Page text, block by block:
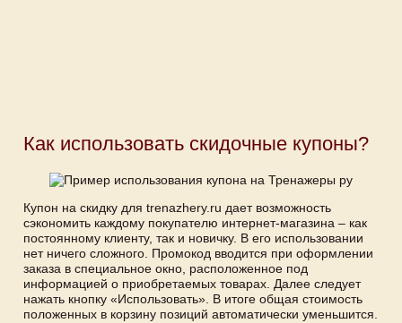
Как использовать скидочные купоны?
Купон на скидку для trenazhery.ru дает возможность
сэкономить каждому покупателю интернет-магазина – как
постоянному клиенту, так и новичку. В его использовании
нет ничего сложного. Промокод вводится при оформлении
заказа в специальное окно, расположенное под
информацией о приобретаемых товарах. Далее следует
нажать кнопку «Использовать». В итоге общая стоимость
положенных в корзину позиций автоматически уменьшится.